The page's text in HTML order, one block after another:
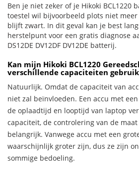
Ben je niet zeker of je Hikoki BCL1220
toestel wil bijvoorbeeld plots niet
blijft zwart. In dit geval kan je best
herstelpunt voor een gratis diagnose
DS12DE DV12DF DV12DE batterij.
Kan mijn Hikoki BCL1220
verschillende capaciteiten
Natuurlijk. Omdat de capaciteit van
niet zal beïnvloeden. Een accu met
de oplaadtijd en looptijd van laptop
capaciteit, de controlering van de
belangrijk. Vanwege accu met een
waarschijnlijk groter zijn, dus ze zijn
sommige bedoeling.